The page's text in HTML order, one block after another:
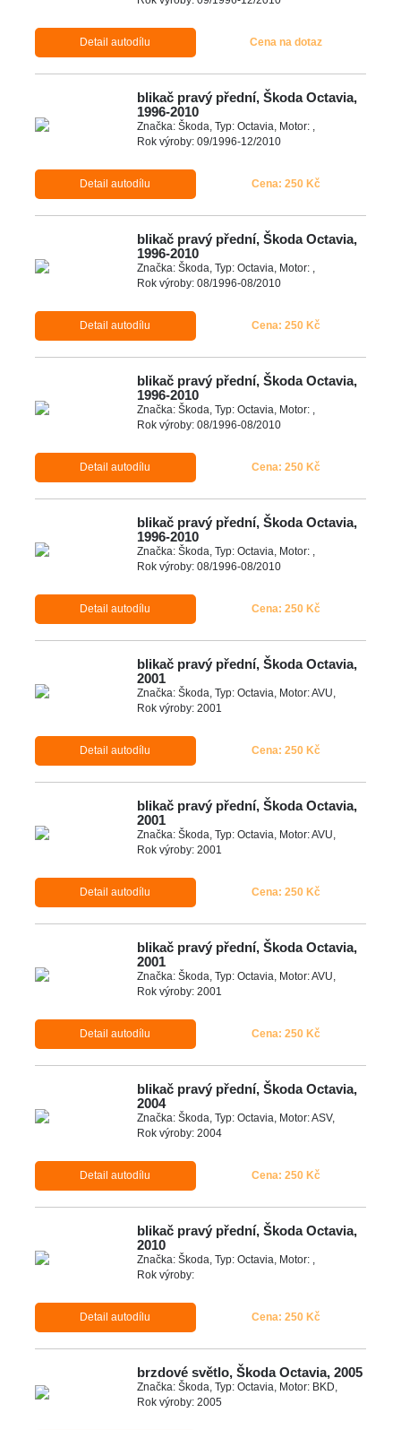
Detail autodílu Cena na dotaz
blikač pravý přední, Škoda Octavia,
1996-2010
Značka: Škoda, Typ: Octavia, Motor: ,
Rok výroby: 09/1996-12/2010
Detail autodílu Cena: 250 Kč
blikač pravý přední, Škoda Octavia,
1996-2010
Značka: Škoda, Typ: Octavia, Motor: ,
Rok výroby: 08/1996-08/2010
Detail autodílu Cena: 250 Kč
blikač pravý přední, Škoda Octavia,
1996-2010
Značka: Škoda, Typ: Octavia, Motor: ,
Rok výroby: 08/1996-08/2010
Detail autodílu Cena: 250 Kč
blikač pravý přední, Škoda Octavia,
1996-2010
Značka: Škoda, Typ: Octavia, Motor: ,
Rok výroby: 08/1996-08/2010
Detail autodílu Cena: 250 Kč
blikač pravý přední, Škoda Octavia,
2001
Značka: Škoda, Typ: Octavia, Motor: AVU,
Rok výroby: 2001
Detail autodílu Cena: 250 Kč
blikač pravý přední, Škoda Octavia,
2001
Značka: Škoda, Typ: Octavia, Motor: AVU,
Rok výroby: 2001
Detail autodílu Cena: 250 Kč
blikač pravý přední, Škoda Octavia,
2001
Značka: Škoda, Typ: Octavia, Motor: AVU,
Rok výroby: 2001
Detail autodílu Cena: 250 Kč
blikač pravý přední, Škoda Octavia,
2004
Značka: Škoda, Typ: Octavia, Motor: ASV,
Rok výroby: 2004
Detail autodílu Cena: 250 Kč
blikač pravý přední, Škoda Octavia,
2010
Značka: Škoda, Typ: Octavia, Motor: ,
Rok výroby:
Detail autodílu Cena: 250 Kč
brzdové světlo, Škoda Octavia, 2005
Značka: Škoda, Typ: Octavia, Motor: BKD,
Rok výroby: 2005